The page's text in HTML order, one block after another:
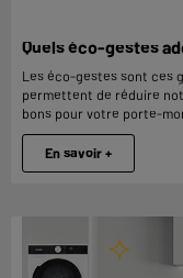
Quels éco-gestes
Les éco-gestes sont ces
permettent de réduire
bons pour votre porte-
En savoir +